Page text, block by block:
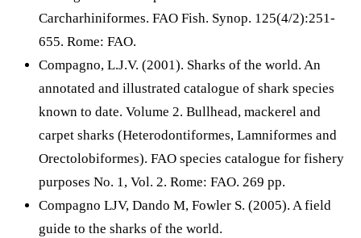
Carcharhiniformes. FAO Fish. Synop. 125(4/2):251-
655. Rome: FAO.
Compagno, L.J.V. (2001). Sharks of the world. An
annotated and illustrated catalogue of shark species
known to date. Volume 2. Bullhead, mackerel and
carpet sharks (Heterodontiformes, Lamniformes and
Orectolobiformes). FAO species catalogue for fishery
purposes No. 1, Vol. 2. Rome: FAO. 269 pp.
Compagno LJV, Dando M, Fowler S. (2005). A field
guide to the sharks of the world.